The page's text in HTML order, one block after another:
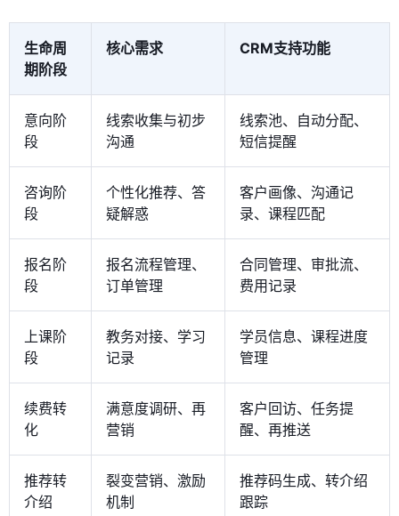
生命周
期阶段
核心需求 CRM支持功能
意向阶
段
线索收集与初步
沟通
线索池、自动分配、
短信提醒
咨询阶
段
个性化推荐、答
疑解惑
客户画像、沟通记
录、课程匹配
报名阶
段
报名流程管理、
订单管理
合同管理、审批流、
费用记录
上课阶
段
教务对接、学习
记录
学员信息、课程进度
管理
续费转
化
满意度调研、再
营销
客户回访、任务提
醒、再推送
推荐转
介绍
裂变营销、激励
机制
推荐码生成、转介绍
跟踪